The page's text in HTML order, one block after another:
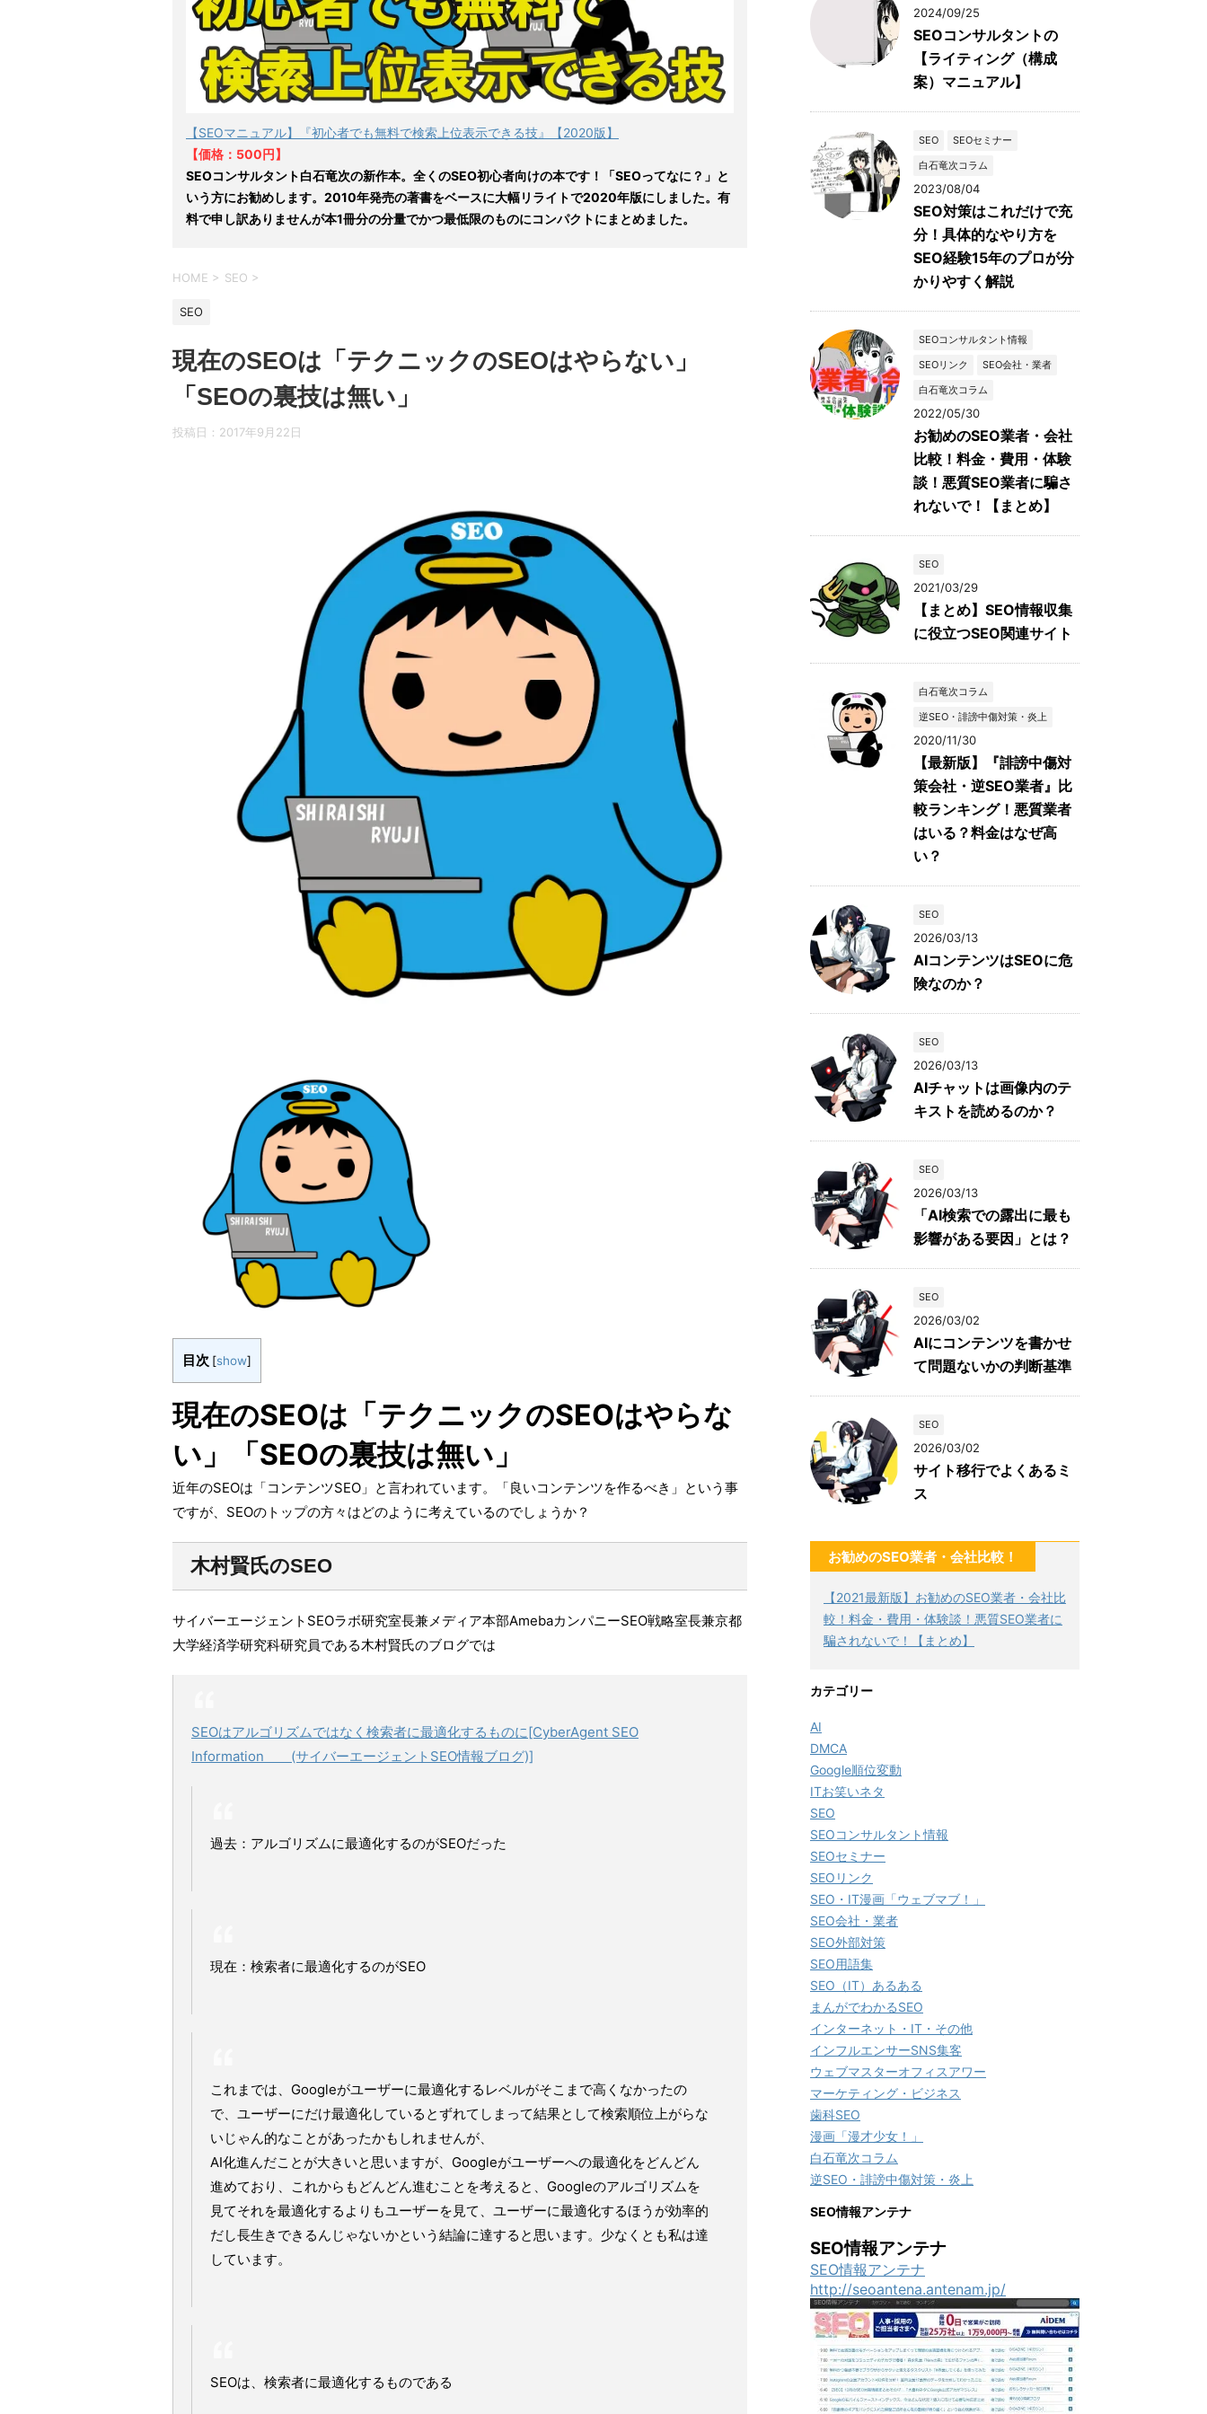
【SEOマニュアル】『初心者でも無料で検索上位表示できる技』【2020版】
【価格：500円】
SEOコンサルタント白石竜次の新作本。全くのSEO初心者向けの本です！「SEOってなに？」と
いう方にお勧めします。2010年発売の著書をベースに大幅リライトで2020年版にしました。有
料で申し訳ありませんが本1冊分の分量でかつ最低限のものにコンパクトにまとめました。
HOME > SEO >
SEO
現在のSEOは「テクニックのSEOはやらない」
「SEOの裏技は無い」
投稿日： 2017年9月22日
目次 [show]
現在のSEOは「テクニックのSEOはやらな
い」「SEOの裏技は無い」
近年のSEOは「コンテンツSEO」と言われています。「良いコンテンツを作るべき」という事
ですが、SEOのトップの方々はどのように考えているのでしょうか？
木村賢氏のSEO
サイバーエージェントSEOラボ研究室長兼メディア本部AmebaカンパニーSEO戦略室長兼京都
大学経済学研究科研究員である木村賢氏のブログでは
SEOはアルゴリズムではなく検索者に最適化するものに[CyberAgent SEO
Information (サイバーエージェントSEO情報ブログ)]
過去：アルゴリズムに最適化するのがSEOだった
現在：検索者に最適化するのがSEO
これまでは、Googleがユーザーに最適化するレベルがそこまで高くなかったの
で、ユーザーにだけ最適化しているとずれてしまって結果として検索順位上がらな
いじゃん的なことがあったかもしれませんが、
AI化進んだことが大きいと思いますが、Googleがユーザーへの最適化をどんどん
進めており、これからもどんどん進むことを考えると、Googleのアルゴリズムを
見てそれを最適化するよりもユーザーを見て、ユーザーに最適化するほうが効率的
だし長生きできるんじゃないかという結論に達すると思います。少なくとも私は達
しています。
SEOは、検索者に最適化するものである
2024/09/25
SEOコンサルタントの
【ライティング（構成
案）マニュアル】
SEO
SEOセミナー
白石竜次コラム
2023/08/04
SEO対策はこれだけで充
分！具体的なやり方を
SEO経験15年のプロが分
かりやすく解説
SEOコンサルタント情報
SEOリンク
SEO会社・業者
白石竜次コラム
2022/05/30
お勧めのSEO業者・会社
比較！料金・費用・体験
談！悪質SEO業者に騙さ
れないで！【まとめ】
SEO
2021/03/29
【まとめ】SEO情報収集
に役立つSEO関連サイト
白石竜次コラム
逆SEO・誹謗中傷対策・炎上
2020/11/30
【最新版】『誹謗中傷対
策会社・逆SEO業者』比
較ランキング！悪質業者
はいる？料金はなぜ高
い？
SEO
2026/03/13
AIコンテンツはSEOに危
険なのか？
SEO
2026/03/13
AIチャットは画像内のテ
キストを読めるのか？
SEO
2026/03/13
「AI検索での露出に最も
影響がある要因」とは？
SEO
2026/03/02
AIにコンテンツを書かせ
て問題ないかの判断基準
SEO
2026/03/02
サイト移行でよくあるミ
ス
お勧めのSEO業者・会社比較！
【2021最新版】お勧めのSEO業者・会社比
較！料金・費用・体験談！悪質SEO業者に
騙されないで！【まとめ】
カテゴリー
AI
DMCA
Google順位変動
ITお笑いネタ
SEO
SEOコンサルタント情報
SEOセミナー
SEOリンク
SEO・IT漫画「ウェブマブ！」
SEO会社・業者
SEO外部対策
SEO用語集
SEO（IT）あるある
まんがでわかるSEO
インターネット・IT・その他
インフルエンサーSNS集客
ウェブマスターオフィスアワー
マーケティング・ビジネス
歯科SEO
漫画「漫才少女！」
白石竜次コラム
逆SEO・誹謗中傷対策・炎上
SEO情報アンテナ
SEO情報アンテナ
SEO情報アンテナ
http://seoantena.antenam.jp/